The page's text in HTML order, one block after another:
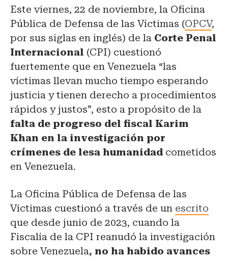
Este viernes, 22 de noviembre, la Oficina
Pública de Defensa de las Víctimas (OPCV,
por sus siglas en inglés) de la Corte Penal
Internacional (CPI) cuestionó
fuertemente que en Venezuela “las
víctimas llevan mucho tiempo esperando
justicia y tienen derecho a procedimientos
rápidos y justos”, esto a propósito de la
falta de progreso del fiscal Karim
Khan en la investigación por
crímenes de lesa humanidad cometidos
en Venezuela.
La Oficina Pública de Defensa de las
Víctimas cuestionó a través de un escrito
que desde junio de 2023, cuando la
Fiscalía de la CPI reanudó la investigación
sobre Venezuela, no ha habido avances